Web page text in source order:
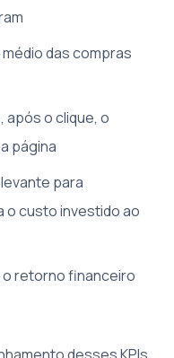
das compras
após o clique, o
página
para
o custo investido ao
o retorno financeiro